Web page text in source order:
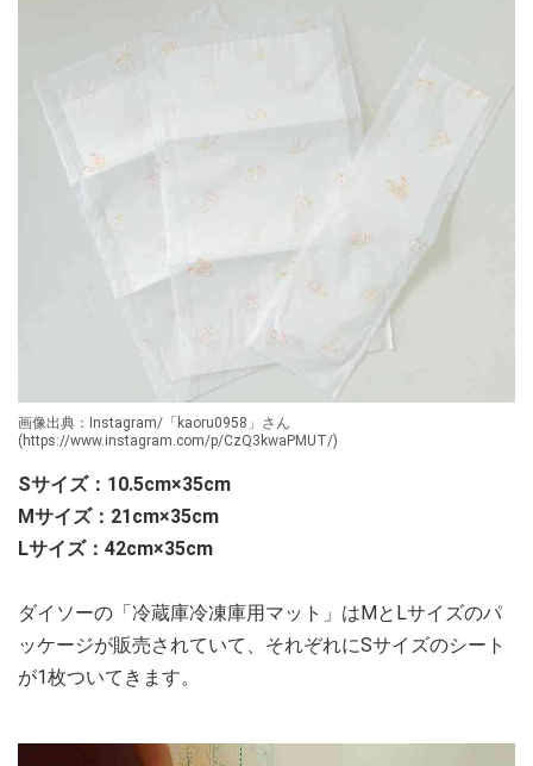
画像出典：Instagram/「kaoru0958」さん
(https://www.instagram.com/p/CzQ3kwaPMUT/)
Sサイズ：10.5cm×35cm
Mサイズ：21cm×35cm
Lサイズ：42cm×35cm
ダイソーの「冷蔵庫冷凍庫用マット」はMとLサイズのパ
ッケージが販売されていて、それぞれにSサイズのシート
が1枚ついてきます。